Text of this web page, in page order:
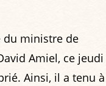
du ministre de
Amiel, ce jeudi
Ainsi, il a tenu à